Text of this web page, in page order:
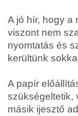
A jó hír, hogy a
viszont nem
nyomtatás és
kerültünk
A papír
szükségeltetik,
másik ijesztő